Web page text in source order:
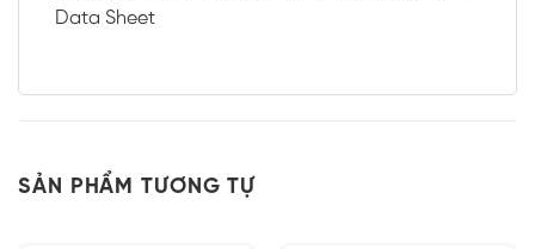
Data Sheet
SẢN PHẨM TƯƠNG TỰ